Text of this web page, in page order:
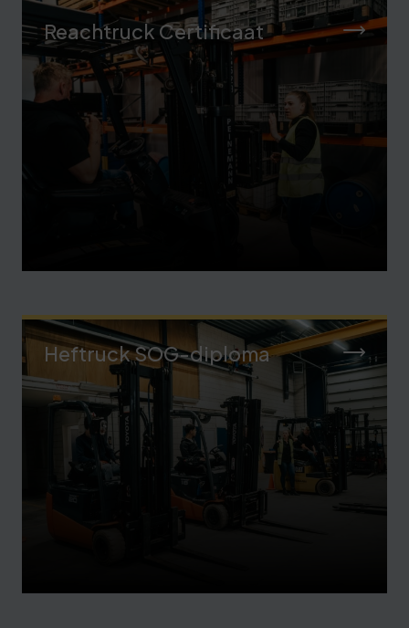
Reachtruck Certificaat
Heftruck SOG-diploma